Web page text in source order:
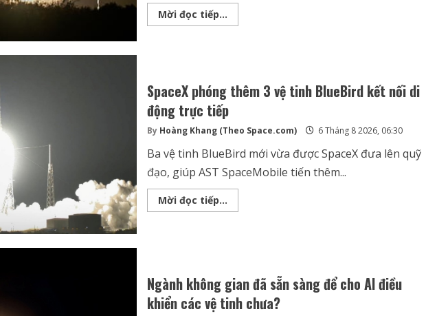
Mời đọc tiếp...Mảnh
tên
với
tốc
độ
gần
8.700
km/h
SpaceX phóng thêm 3 vệ tinh BlueBird kết nối di
động trực tiếp
ByHoàng Khang (Theo Space.com) 6 Tháng 8 2026, 06:30
Ba vệ tinh BlueBird mới vừa được SpaceX đưa lên quỹ
đạo, giúp AST SpaceMobile tiến thêm...
Mời đọc tiếp...SpaceX
phóng
nối
di
động
trực
Ngành không gian đã sẵn sàng để cho AI điều
khiển các vệ tinh chưa?